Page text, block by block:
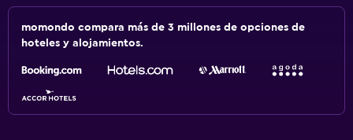
momondo compara más de 3 millones de opciones de
hoteles y alojamientos.